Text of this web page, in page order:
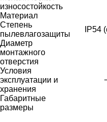
износостойкость
Материал
Степень
пылевлагозащиты
IP54
Диаметр
монтажного
отверстия
Условия
эксплуатации и
хранения
Габаритные
размеры